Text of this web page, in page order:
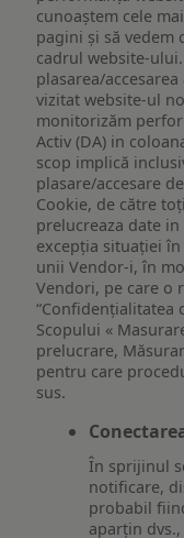
cunoaștem cele
pagini și să vedem
cadrul website-
plasarea/
vizitat website-ul
monitorizăm
Activ (DA) in
scop implică
plasare/accesare
Cookie, de către
prelucreaza date
excepția situației
unii Vendor-i, în
Vendori, pe care o
“Confidențialitatea
Scopului «
prelucrare,
pentru care
sus.
În sprijinul
notificare,
probabil
aparțin